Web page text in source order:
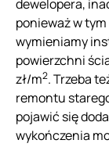
dewelopera,
ponieważ w
wymieniamy
powierzchni
zł/m2. Trzeba
remontu
pojawić się
wykończenia